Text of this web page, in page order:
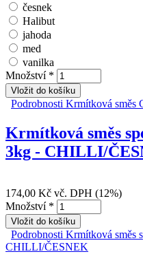
česnek
Halibut
jahoda
med
vanilka
Množství *
Podrobnosti Krmítková směs
Krmítková směs
3kg - CHILLI/
174,00 Kč vč. DPH (12%)
Množství *
Podrobnosti Krmítková směs
CHILLI/ČESNEK